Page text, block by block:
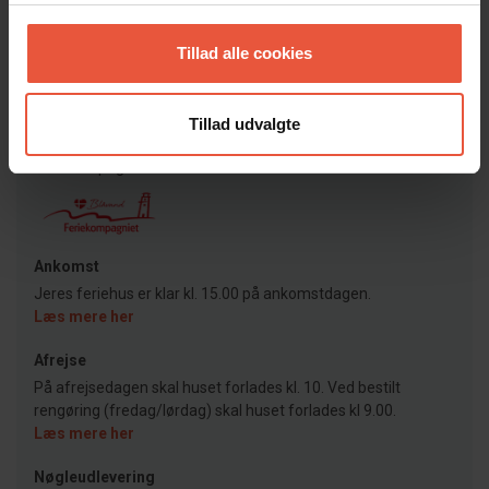
Tillad alle cookies
Tillad udvalgte
Lejeinformation
Ankomst
Jeres feriehus er klar kl. 15.00 på ankomstdagen.
Læs mere her
Afrejse
På afrejsedagen skal huset forlades kl. 10. Ved bestilt
rengøring (fredag/lørdag) skal huset forlades kl 9.00.
Læs mere her
Nøgleudlevering